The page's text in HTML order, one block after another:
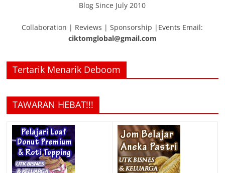
Blog Since July 2010
Collaboration | Reviews | Sponsorship |Events Email:
ciktomglobal@gmail.com
Tertarik Menarik Deboom
TAWARAN HEBAT!!!